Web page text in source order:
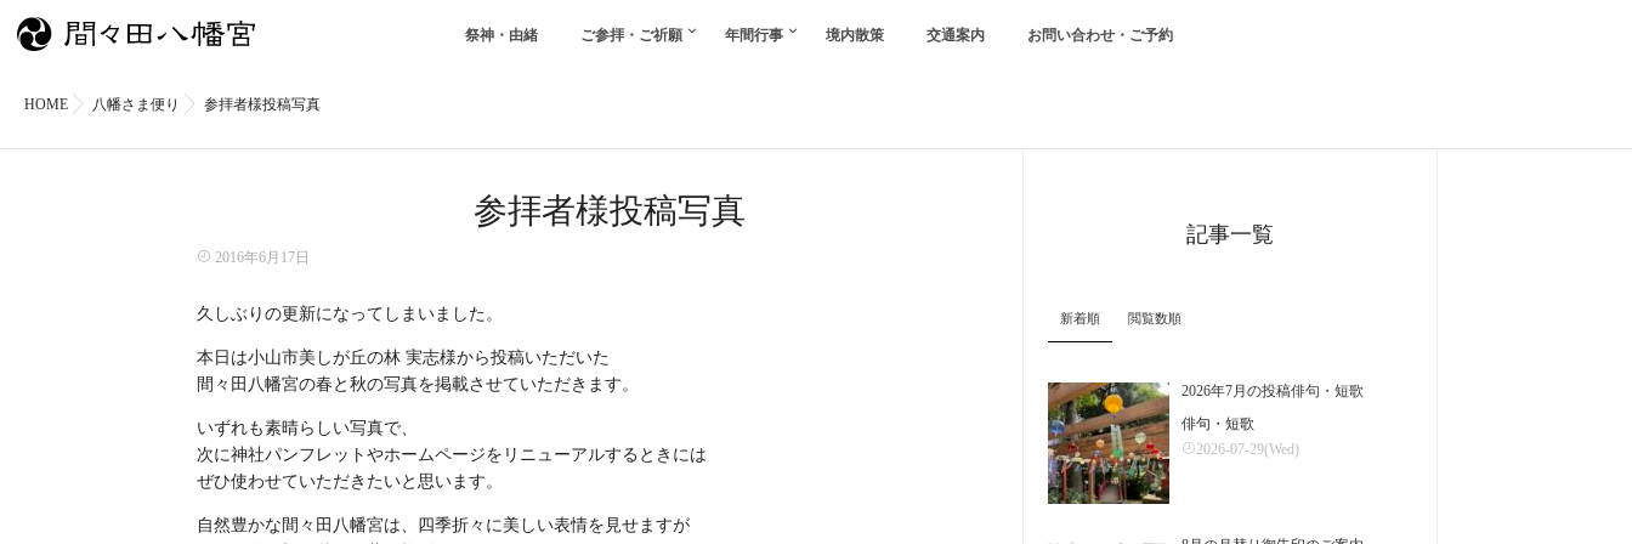
祭神・由緒 ご参拝・ご祈願 年間行事 境内散策 交通案内 お問い合わせ・ご予約
HOME 八幡さま便り 参拝者様投稿写真
参拝者様投稿写真
2016年6月17日
久しぶりの更新になってしまいました。
本日は小山市美しが丘の林 実志様から投稿いただいた
間々田八幡宮の春と秋の写真を掲載させていただきます。
いずれも素晴らしい写真で、
次に神社パンフレットやホームページをリニューアルするときには
ぜひ使わせていただきたいと思います。
自然豊かな間々田八幡宮は、四季折々に美しい表情を見せますが
記事一覧
新着順 閲覧数順
2026年7月の投稿俳句・短歌
俳句・短歌
2026-07-29(Wed)